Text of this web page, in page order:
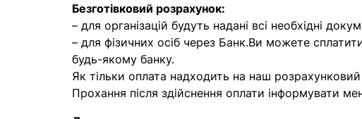
Безготівковий розрахунок:
– для організацій будуть надані всі необхідні
– для фізичних осіб через Банк.Ви можете
будь-якому банку.
Як тільки оплата надходить на наш
Прохання після здійснення оплати інформувати